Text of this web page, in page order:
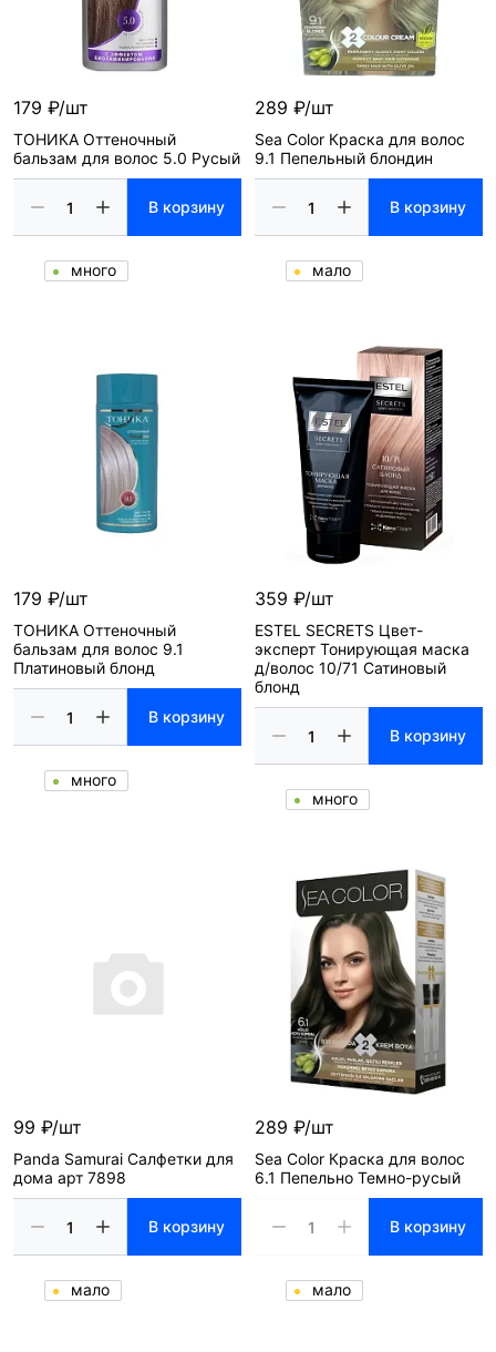
179 ₽/шт
ТОНИКА Оттеночный
бальзам для волос 5.0 Русый
В корзину
много
289 ₽/шт
Sea Color Краска для волос
9.1 Пепельный блондин
В корзину
мало
179 ₽/шт
ТОНИКА Оттеночный
бальзам для волос 9.1
Платиновый блонд
В корзину
много
359 ₽/шт
ESTEL SECRETS Цвет-
эксперт Тонирующая маска
д/волос 10/71 Сатиновый
блонд
В корзину
много
99 ₽/шт
Panda Samurai Салфетки для
дома арт 7898
В корзину
мало
289 ₽/шт
Sea Color Краска для волос
6.1 Пепельно Темно-русый
В корзину
мало